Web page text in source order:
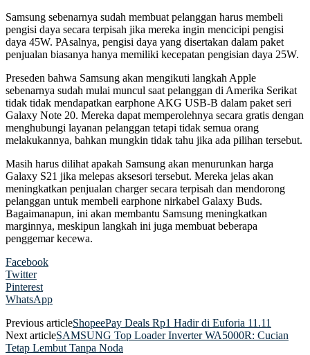
Samsung sebenarnya sudah membuat pelanggan harus membeli
pengisi daya secara terpisah jika mereka ingin mencicipi pengisi
daya 45W. PAsalnya, pengisi daya yang disertakan dalam paket
penjualan biasanya hanya memiliki kecepatan pengisian daya 25W.
Preseden bahwa Samsung akan mengikuti langkah Apple
sebenarnya sudah mulai muncul saat pelanggan di Amerika Serikat
tidak tidak mendapatkan earphone AKG USB-B dalam paket seri
Galaxy Note 20. Mereka dapat memperolehnya secara gratis dengan
menghubungi layanan pelanggan tetapi tidak semua orang
melakukannya, bahkan mungkin tidak tahu jika ada pilihan tersebut.
Masih harus dilihat apakah Samsung akan menurunkan harga
Galaxy S21 jika melepas aksesori tersebut. Mereka jelas akan
meningkatkan penjualan charger secara terpisah dan mendorong
pelanggan untuk membeli earphone nirkabel Galaxy Buds.
Bagaimanapun, ini akan membantu Samsung meningkatkan
marginnya, meskipun langkah ini juga membuat beberapa
penggemar kecewa.
Facebook
Twitter
Pinterest
WhatsApp
Previous articleShopeePay Deals Rp1 Hadir di Euforia 11.11
Next articleSAMSUNG Top Loader Inverter WA5000R: Cucian
Tetap Lembut Tanpa Noda